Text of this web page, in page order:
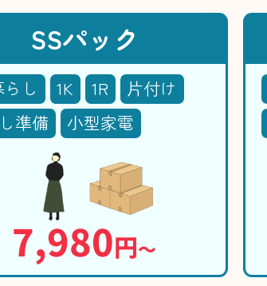
SSパック
し 1K 1R
片付け
準備
小型家電
7,980円〜